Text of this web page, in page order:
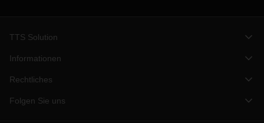
TTS Solution
Informationen
Rechtliches
Folgen Sie uns